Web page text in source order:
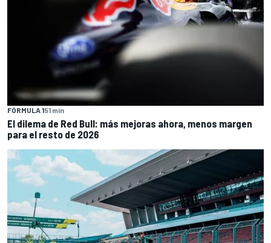
FÓRMULA 151 min
El dilema de Red Bull: más mejoras ahora, menos margen
para el resto de 2026